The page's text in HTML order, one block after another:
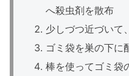
へ殺虫剤を散布
少しづつ近づいて
ゴミ袋を巣の下に
棒を使ってゴミ袋